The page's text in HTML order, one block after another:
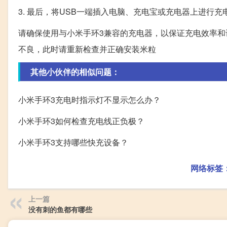
3. 最后，将USB一端插入电脑、充电宝或充电器上进行充
请确保使用与小米手环3兼容的充电器，以保证充电效率
不良，此时请重新检查并正确安装米粒
其他小伙伴的相似问题：
小米手环3充电时指示灯不显示怎么办？
小米手环3如何检查充电线正负极？
小米手环3支持哪些快充设备？
网络标签
上一篇
没有刺的鱼都有哪些